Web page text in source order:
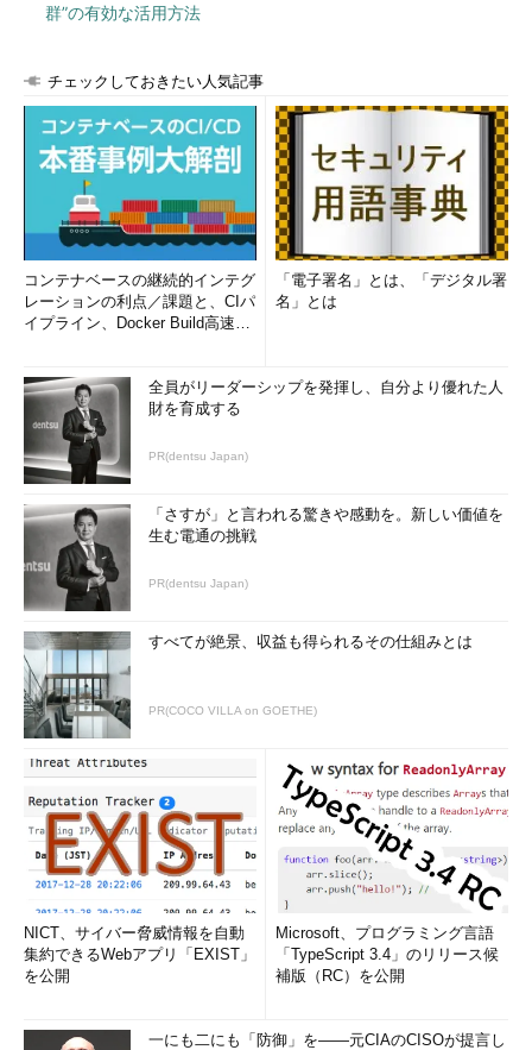
群”の有効な活用方法
チェックしておきたい人気記事
コンテナベースの継続的インテグ
レーションの利点／課題と、CIパ
イプライン、Docker Build高速化
「電子署名」とは、「デジタル署
名」とは
全員がリーダーシップを発揮し、自分より優れた人
財を育成する
PR(dentsu Japan)
「さすが」と言われる驚きや感動を。新しい価値を
生む電通の挑戦
PR(dentsu Japan)
すべてが絶景、収益も得られるその仕組みとは
PR(COCO VILLA on GOETHE)
NICT、サイバー脅威情報を自動
集約できるWebアプリ「EXIST」
を公開
Microsoft、プログラミング言語
「TypeScript 3.4」のリリース候
補版（RC）を公開
一にも二にも「防御」を――元CIAのCISOが提言し